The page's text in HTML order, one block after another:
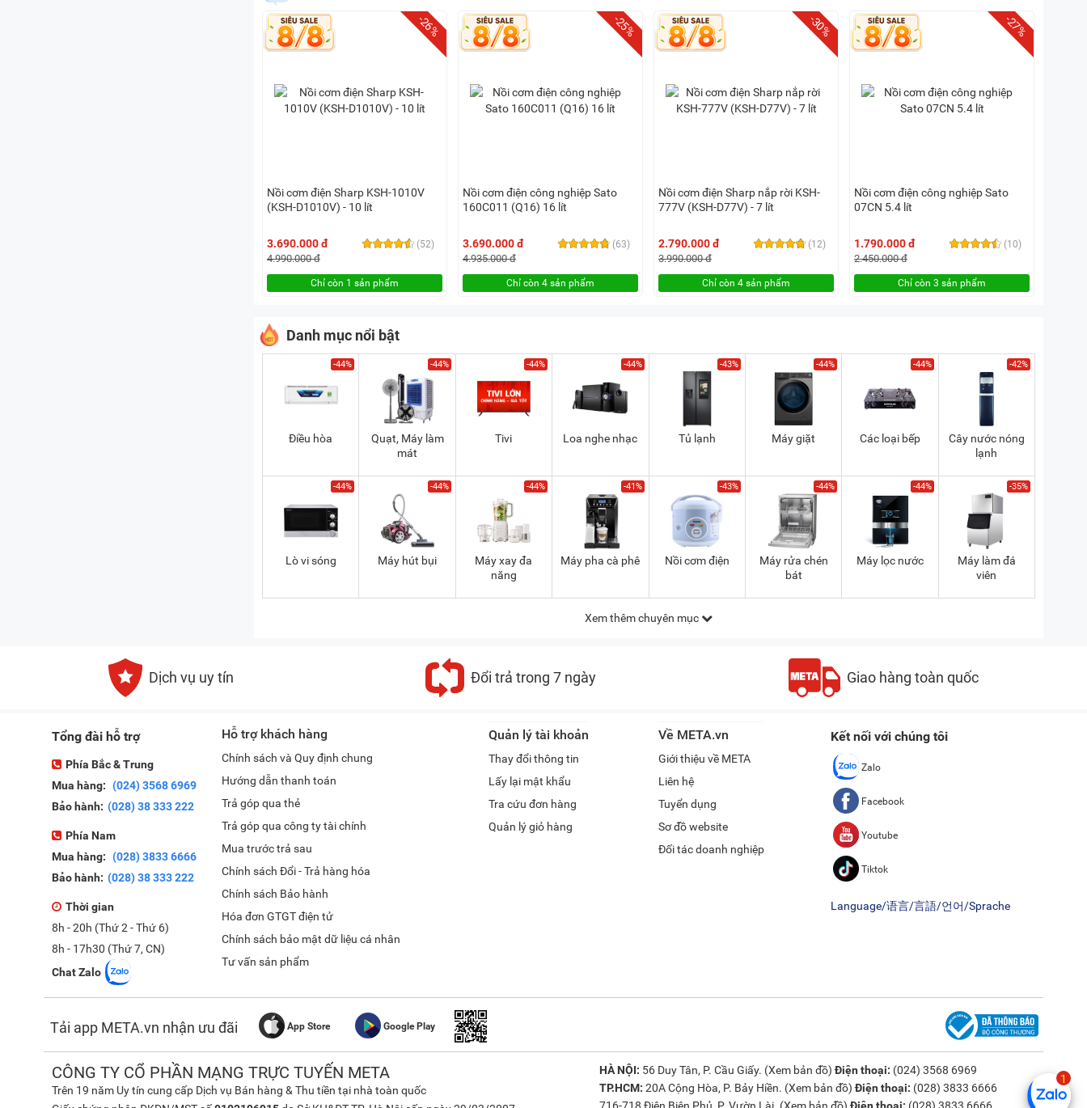
-26%
Nồi cơm điện Sharp KSH-1010V
(KSH-D1010V) - 10 lít
(52)
3.690.000 đ
4.990.000 đ
Chỉ còn 1 sản phẩm
-25%
Nồi cơm điện công nghiệp Sato
160C011 (Q16) 16 lít
(63)
3.690.000 đ
4.935.000 đ
Chỉ còn 4 sản phẩm
-30%
Nồi cơm điện Sharp nắp rời KSH-
777V (KSH-D77V) - 7 lít
(12)
2.790.000 đ
3.990.000 đ
Chỉ còn 4 sản phẩm
-27%
Nồi cơm điện công nghiệp Sato
07CN 5.4 lít
(10)
1.790.000 đ
2.450.000 đ
Chỉ còn 3 sản phẩm
Danh mục nổi bật
-44%
Điều hòa
-44%
Quạt, Máy làm
mát
-44%
Tivi
-44%
Loa nghe nhạc
-43%
Tủ lạnh
-44%
Máy giặt
-44%
Các loại bếp
-42%
Cây nước nóng
lạnh
-44%
Lò vi sóng
-44%
Máy hút bụi
-44%
Máy xay đa
năng
-41%
Máy pha cà phê
-43%
Nồi cơm điện
-44%
Máy rửa chén
bát
-44%
Máy lọc nước
-35%
Máy làm đá
viên
Xem thêm chuyên mục
Dịch vụ uy tín Đổi trả trong 7 ngày Giao hàng toàn quốc
Tổng đài hỗ trợ
Phía Bắc & Trung
Mua hàng: (024) 3568 6969
Bảo hành: (028) 38 333 222
Phía Nam
Mua hàng: (028) 3833 6666
Bảo hành: (028) 38 333 222
Thời gian
8h - 20h (Thứ 2 - Thứ 6)
8h - 17h30 (Thứ 7, CN)
Chat Zalo
Kết nối với chúng tôi
Zalo
Facebook
Youtube
Tiktok
Tải app META.vn nhận ưu đãi App Store Google Play
Language/语言/言語/언어/Sprache
CÔNG TY CỔ PHẦN MẠNG TRỰC TUYẾN META
Trên 19 năm Uy tín cung cấp Dịch vụ Bán hàng & Thu tiền tại nhà toàn quốc
HÀ NỘI: 56 Duy Tân, P. Cầu Giấy. (Xem bản đồ) Điện thoại: (024) 3568 6969
TP.HCM: 20A Cộng Hòa, P. Bảy Hiền. (Xem bản đồ) Điện thoại: (028) 3833 6666
Hỗ trợ khách hàng
Chính sách và Quy định chung
Hướng dẫn thanh toán
Trả góp qua thẻ
Trả góp qua công ty tài chính
Mua trước trả sau
Chính sách Đổi - Trả hàng hóa
Chính sách Bảo hành
Hóa đơn GTGT điện tử
Chính sách bảo mật dữ liệu cá nhân
Tư vấn sản phẩm
Quản lý tài khoản
Thay đổi thông tin
Lấy lại mật khẩu
Tra cứu đơn hàng
Quản lý giỏ hàng
Về META.vn
Giới thiệu về META
Liên hệ
Tuyển dụng
Sơ đồ website
Đối tác doanh nghiệp